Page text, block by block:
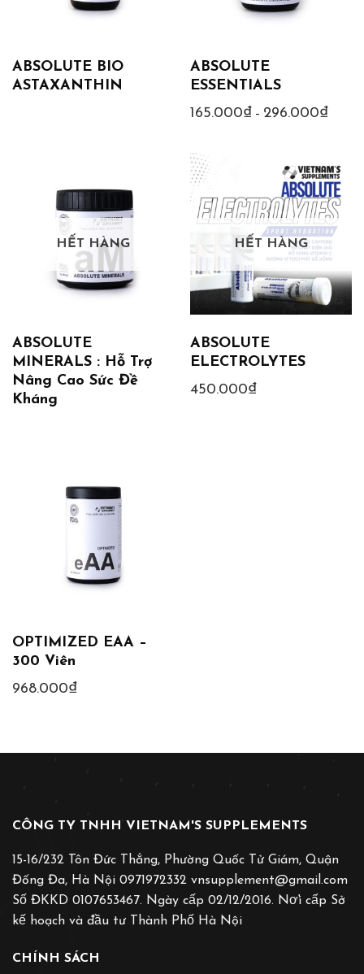
ABSOLUTE BIO
ASTAXANTHIN
ABSOLUTE
ESSENTIALS
165.000₫ – 296.000₫
HẾT HÀNG
ABSOLUTE
MINERALS : Hỗ Trợ
Nâng Cao Sức Đề
Kháng
HẾT HÀNG
ABSOLUTE
ELECTROLYTES
450.000₫
OPTIMIZED EAA –
300 Viên
968.000₫
CÔNG TY TNHH VIETNAM'S SUPPLEMENTS
15-16/232 Tôn Đức Thắng, Phường Quốc Tử Giám, Quận
Đống Đa, Hà Nội 0971972332 vnsupplement@gmail.com
Số ĐKKD 0107653467. Ngày cấp 02/12/2016. Nơ̛i cấp Sở
kế hoạch và đầu tư Thành Phố Hà Nội
CHÍNH SÁCH